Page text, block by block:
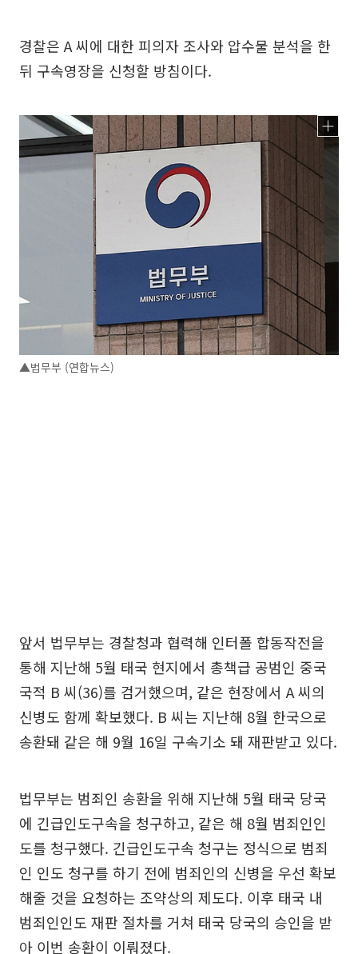
경찰은 A 씨에 대한 피의자 조사와 압수물 분석을 한
뒤 구속영장을 신청할 방침이다.
▲법무부 (연합뉴스)
앞서 법무부는 경찰청과 협력해 인터폴 합동작전을
통해 지난해 5월 태국 현지에서 총책급 공범인 중국
국적 B 씨(36)를 검거했으며, 같은 현장에서 A 씨의
신병도 함께 확보했다. B 씨는 지난해 8월 한국으로
송환돼 같은 해 9월 16일 구속기소 돼 재판받고 있다.
법무부는 범죄인 송환을 위해 지난해 5월 태국 당국
에 긴급인도구속을 청구하고, 같은 해 8월 범죄인인
도를 청구했다. 긴급인도구속 청구는 정식으로 범죄
인 인도 청구를 하기 전에 범죄인의 신병을 우선 확보
해줄 것을 요청하는 조약상의 제도다. 이후 태국 내
범죄인인도 재판 절차를 거쳐 태국 당국의 승인을 받
아 이번 송환이 이뤄졌다.